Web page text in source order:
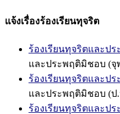
แจ้งเรื่องร้องเรียนทุจริต
ร้องเรียนทุจริตและป
และประพฤติมิชอบ (จุ
ร้องเรียนทุจริตและป
และประพฤติมิชอบ (ป
ร้องเรียนทุจริตและป